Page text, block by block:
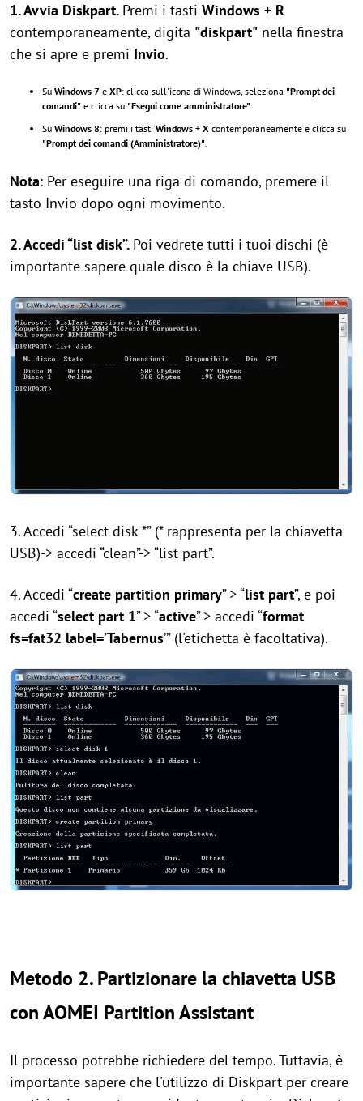
1. Avvia Diskpart. Premi i tasti Windows + R
contemporaneamente, digita "diskpart" nella finestra
che si apre e premi Invio.
Su Windows 7 e XP: clicca sull'icona di Windows, seleziona "Prompt dei
comandi" e clicca su "Esegui come amministratore".
Su Windows 8: premi i tasti Windows + X contemporaneamente e clicca su
"Prompt dei comandi (Amministratore)".
Nota: Per eseguire una riga di comando, premere il
tasto Invio dopo ogni movimento.
2. Accedi “list disk”. Poi vedrete tutti i tuoi dischi (è
importante sapere quale disco è la chiave USB).
3. Accedi “select disk *” (* rappresenta per la chiavetta
USB)-> accedi “clean”-> “list part”.
4. Accedi “create partition primary”-> “list part”, e poi
accedi “select part 1”-> “active”-> accedi “format
fs=fat32 label=’Tabernus’” (l'etichetta è facoltativa).
Metodo 2. Partizionare la chiavetta USB
con AOMEI Partition Assistant
Il processo potrebbe richiedere del tempo. Tuttavia, è
importante sapere che l'utilizzo di Diskpart per creare